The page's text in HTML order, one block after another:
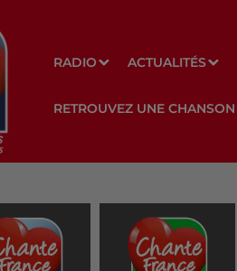
RADIO ACTUALITÉS
RETROUVEZ UNE CHANSON